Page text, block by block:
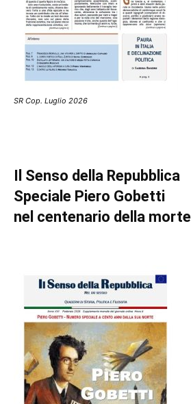
SR Cop. Luglio 2026
Il Senso della Repubblica
Speciale Piero Gobetti
nel centenario della morte